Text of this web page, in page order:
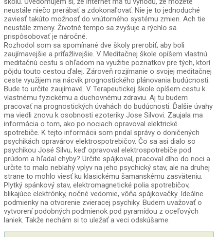
neustále niečo prerábať a zdokonaľovať. Nie je to jednoduché
zaviesť takúto možnosť do vnútorného systému zmien. Ach tie
neustále zmeny. Životné tempo sa zvyšuje a rýchlo sa
prispôsobovať je náročné.
Rozhodol som sa spomínané dve školy prerobiť, aby boli
zaujímavejšie a príťažlivejšie. V Meditačnej škole opíšem vlastnú
meditačnú cestu s ohľadom na využitie poznatkov pre tých, ktorí
pôjdu touto cestou ďalej. Zároveň rozjímanie o svojej meditačnej
ceste využijem na nácvik prognostického plánovania budúcnosti.
Bude to určite zaujímavé. V Terapeutickej škole opíšem cestu k
vlastnému fyzickému a duchovnému zdraviu. Aj tu budem
pracovať na prognostických úvahách do budúcnosti. Ďalšie úvahy
ma viedli znovu k osobnosti ezoteriky Jose Silvovi. Zaujala ma
informácia o tom, ako po nociach opravoval elektrické
spotrebiče. K tejto informácii som pridal správy o doničených
psychikách opravárov elektrospotrebičov. Čo sa asi dialo so
psychikou José Silvu, keď opravoval elektrospotrebiče pod
prúdom a hľadal chyby? Určite spájkoval, pracoval dlho do noci a
určite to malo neblahý vplyv na jeho psychický stav, ale na druhej
strane to mohlo viesť ku klasickému šamanskému zasväteniu.
Plytký spánkový stav, elektromagnetické polia spotrebičov,
blikajúce elektrónky, nočné vedomie, vôňa spájkovačky. Ideálne
podmienky na otvorenie zvieracej psychiky. Budem uvažovať o
vytvorení podobných podmienok pod pyramídou z oceľových
laniek. Takže nechám si to uležať a veci odskúšame.